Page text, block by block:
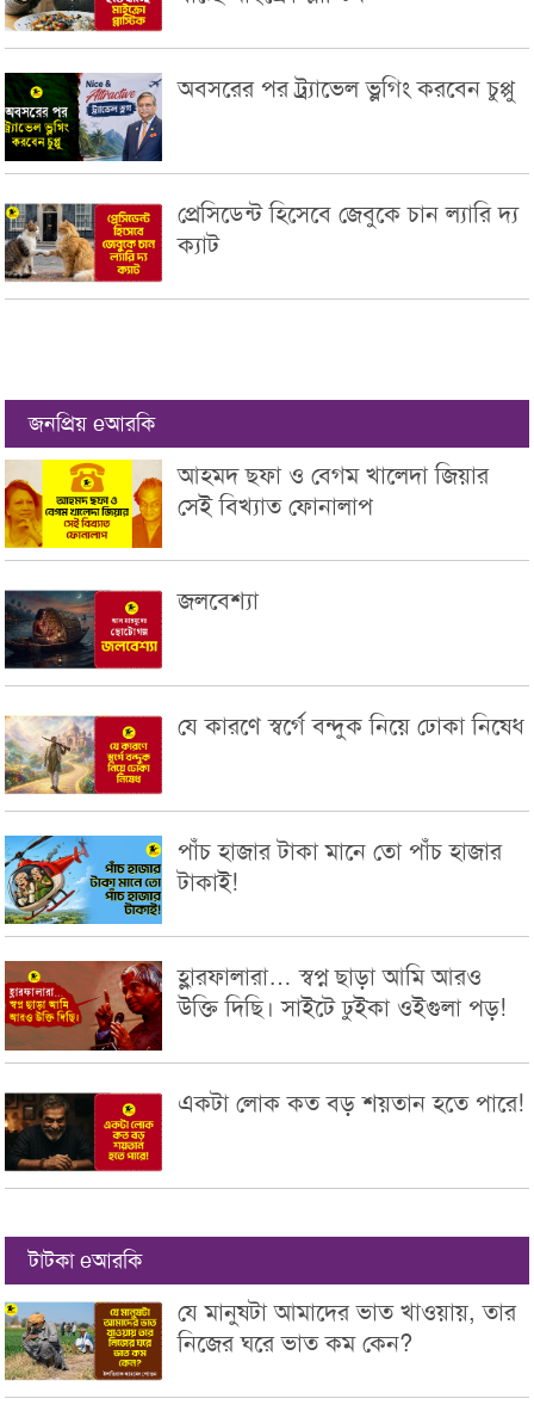
অবসরের পর ট্র্যাভেল ভ্লগিং করবেন চুপ্পু
প্রেসিডেন্ট হিসেবে জেবুকে চান ল্যারি দ্য
ক্যাট
জনপ্রিয় eআরকি
আহমদ ছফা ও বেগম খালেদা জিয়ার
সেই বিখ্যাত ফোনালাপ
জলবেশ্যা
যে কারণে স্বর্গে বন্দুক নিয়ে ঢোকা নিষেধ
পাঁচ হাজার টাকা মানে তো পাঁচ হাজার
টাকাই!
হ্লারফালারা… স্বপ্ন ছাড়া আমি আরও
উক্তি দিছি। সাইটে ঢুইকা ওইগুলা পড়!
একটা লোক কত বড় শয়তান হতে পারে!
টাটকা eআরকি
যে মানুষটা আমাদের ভাত খাওয়ায়, তার
নিজের ঘরে ভাত কম কেন?